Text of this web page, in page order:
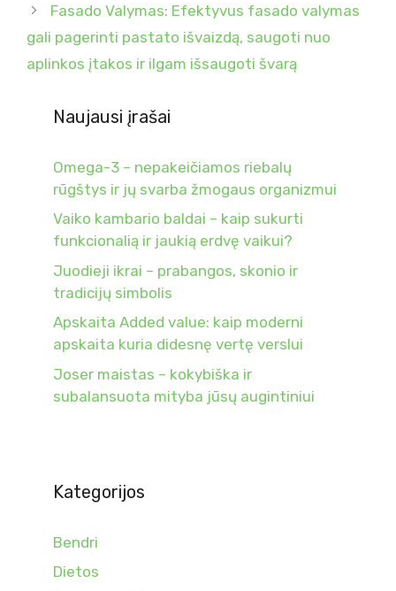
Fasado Valymas: Efektyvus fasado valymas
gali pagerinti pastato išvaizdą, saugoti nuo
aplinkos įtakos ir ilgam išsaugoti švarą
Naujausi įrašai
Omega-3 – nepakeičiamos riebalų
rūgštys ir jų svarba žmogaus organizmui
Vaiko kambario baldai – kaip sukurti
funkcionalią ir jaukią erdvę vaikui?
Juodieji ikrai – prabangos, skonio ir
tradicijų simbolis
Apskaita Added value: kaip moderni
apskaita kuria didesnę vertę verslui
Joser maistas – kokybiška ir
subalansuota mityba jūsų augintiniui
Kategorijos
Bendri
Dietos